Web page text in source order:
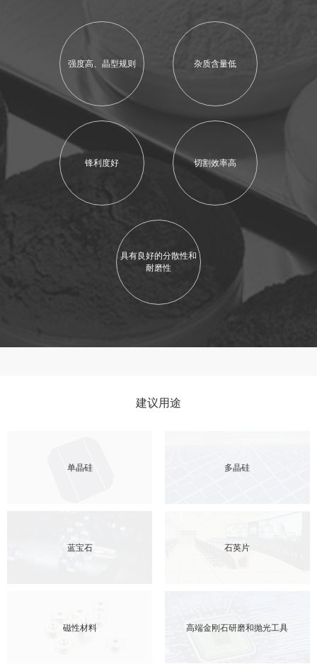
强度高、晶型规则 杂质含量低
锋利度好 切割效率高
具有良好的分散性和
耐磨性
建议用途
单晶硅 多晶硅
蓝宝石 石英片
磁性材料 高端金刚石研磨和抛光工具